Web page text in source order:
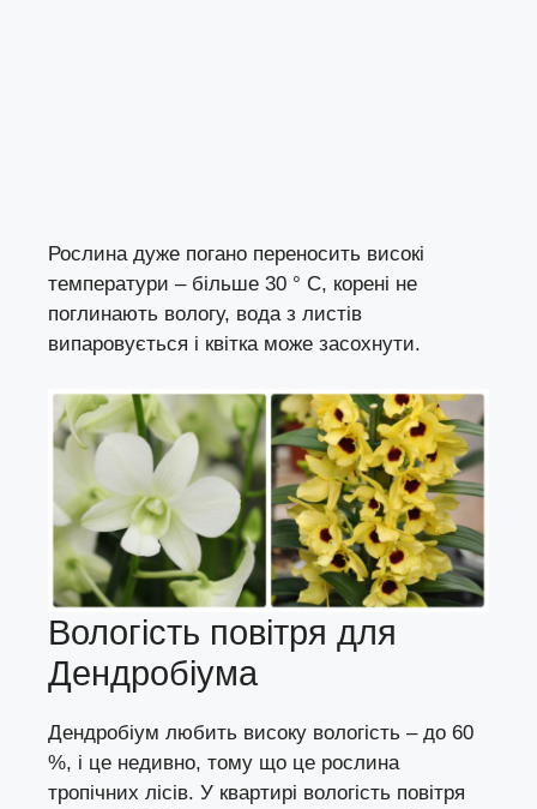
Рослина дуже погано переносить високі
температури – більше 30 ° C, корені не
поглинають вологу, вода з листів
випаровується і квітка може засохнути.
Вологість повітря для
Дендробіума
Дендробіум любить високу вологість – до 60
%, і це недивно, тому що це рослина
тропічних лісів. У квартирі вологість повітря